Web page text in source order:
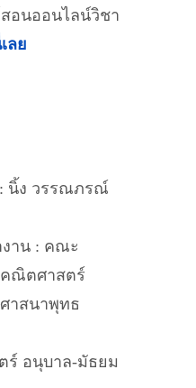
อนออนไลน์วิชา
ลย
นิ้ง วรรณภรณ์
าน : คณะ
คณิตศาสตร์
าสนาพุทธ
ร์ อนุบาล-มัธยม